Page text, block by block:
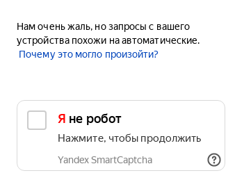
Нам очень жаль, но запросы с вашего
устройства похожи на автоматические.
Почему это могло произойти?
Я не робот
Нажмите, чтобы продолжить
Yandex SmartCaptcha